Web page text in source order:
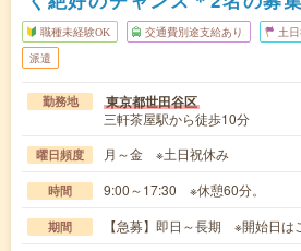
職種未経験OK 交通費別途支給あり 土
派遣
勤務地 東京都世田谷区
三軒茶屋駅から徒歩10分
曜日頻度 月～金 ※土日祝休み
時間 9:00～17:30 ※休憩60分。
期間 【急募】即日～長期 ※開始日は